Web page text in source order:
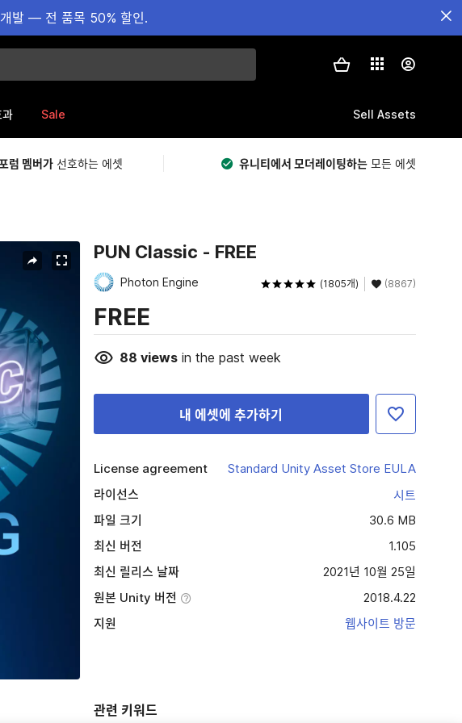
개발 — 전 품목 50% 할인.
과 Sale Sell Assets
럼 멤버가 선호하는 에셋 유니티에서 모더레이팅하는 모든 에셋
PUN Classic - FREE
Photon Engine (1805개) (8867)
FREE
88 viewsin the past week
내 에셋에 추가하기
License agreement
Standard Unity Asset Store EULA
라이선스
시트
파일 크기
30.6 MB
최신 버전
1.105
최신 릴리스 날짜
2021년 10월 25일
원본 Unity 버전
2018.4.22
지원
웹사이트 방문
관련 키워드